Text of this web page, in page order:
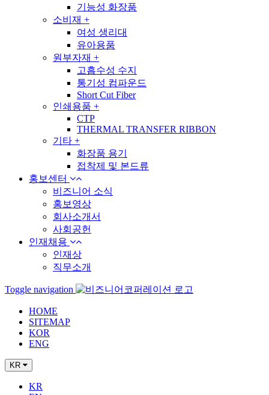
기능성 화장품
소비재 +
여성 생리대
유아용품
원부자재 +
고흡수성 수지
통기성 컴파운드
Short Cut Fiber
인쇄용품 +
CTP
THERMAL TRANSFER RIBBON
기타 +
화장품 용기
접착제 및 본드류
홍보센터
비즈니어 소식
홍보영상
회사소개서
사회공헌
인재채용
인재상
직무소개
Toggle navigation
HOME
SITEMAP
KOR
ENG
KR
KR